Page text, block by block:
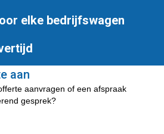
worden
de
elke bedrijfswagen
aan
aanvragen of een afspraak
gesprek?